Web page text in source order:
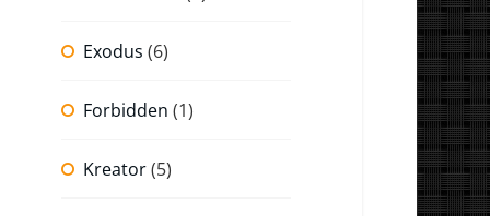
Exodus (6)
Forbidden (1)
Kreator(5)